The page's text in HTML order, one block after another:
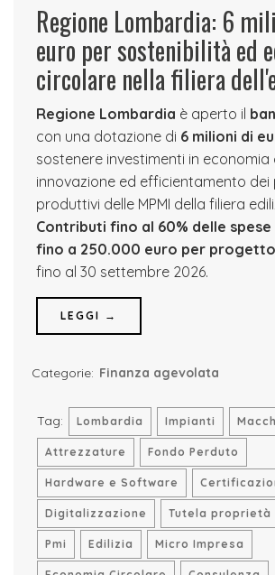
Regione Lombardia: 6
euro per sostenibilità ed
circolare nella filiera
Regione Lombardia è aperto il
con una dotazione di 6 milioni di
sostenere investimenti in economia
innovazione ed efficientamento dei
produttivi delle MPMI della filiera
Contributi fino al 60% delle spese
fino a 250.000 euro per progetto
fino al 30 settembre 2026.
LEGGI →
Categorie: Finanza agevolata
Tag: Lombardia Impianti
Attrezzature Fondo Perduto
Hardware e Software
Digitalizzazione Tutela proprietà
Pmi Edilizia Micro Impresa